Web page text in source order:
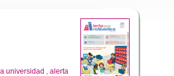
universidad
alerta